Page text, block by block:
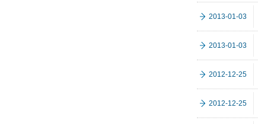
2013-01-03
2013-01-03
2012-12-25
2012-12-25